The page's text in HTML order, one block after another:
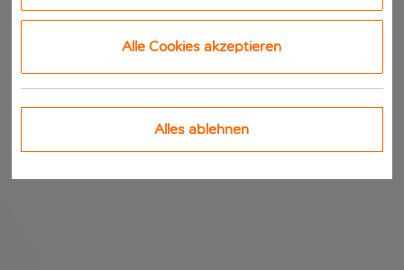
Alle Cookies akzeptieren
Alles ablehnen